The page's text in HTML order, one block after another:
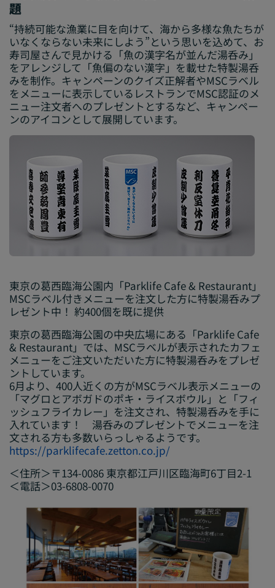
題
“持続可能な漁業に目を向けて、海から多様な魚たちが
いなくならない未来にしよう”という思いを込めて、お
寿司屋さんで見かける「魚の漢字名が並んだ湯呑み」
をアレンジして「魚偏のない漢字」を載せた特製湯呑
みを制作。キャンペーンのクイズ正解者やMSCラベル
をメニューに表示しているレストランでMSC認証のメ
ニュー注文者へのプレゼントとするなど、キャンペー
ンのアイコンとして展開しています。
東京の葛西臨海公園内「Parklife Cafe & Restaurant」
MSCラベル付きメニューを注文した方に特製湯呑みプ
レゼント中！ 約400個を既に提供
東京の葛西臨海公園の中央広場にある「Parklife Cafe
& Restaurant」では、MSCラベルが表示されたカフェ
メニューをご注文いただいた方に特製湯呑みをプレゼ
ントしています。
6月より、400人近くの方がMSCラベル表示メニューの
「マグロとアボガドのポキ・ライスボウル」と「フィ
ッシュフライカレー」を注文され、特製湯呑みを手に
入れています！ 湯呑みのプレゼントでメニューを注
文される方も多数いらっしゃるようです。
https://parklifecafe.zetton.co.jp/
＜住所＞〒134-0086 東京都江戸川区臨海町6丁目2-1
＜電話＞03-6808-0070